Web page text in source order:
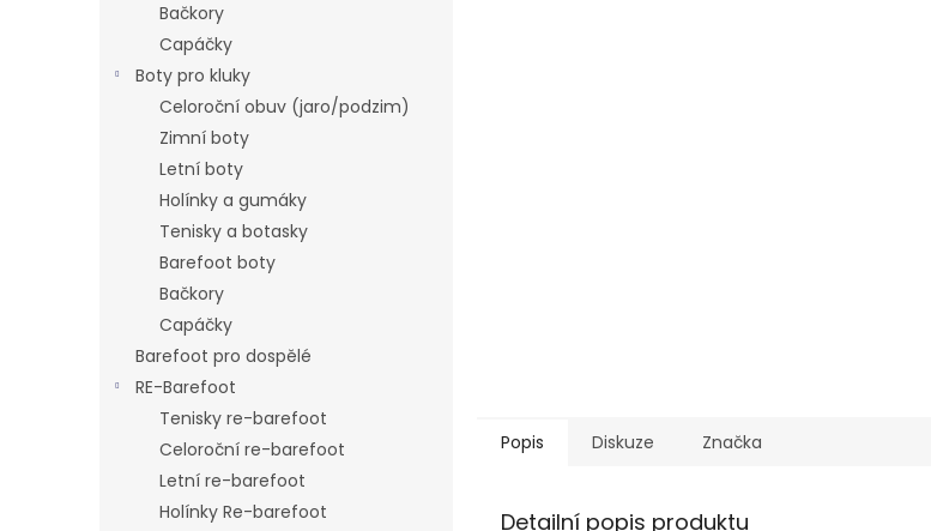
Bačkory
Capáčky
Boty pro kluky
Celoroční obuv (jaro/podzim)
Zimní boty
Letní boty
Holínky a gumáky
Tenisky a botasky
Barefoot boty
Bačkory
Capáčky
Barefoot pro dospělé
RE-Barefoot
Tenisky re-barefoot
Celoroční re-barefoot
Letní re-barefoot
Holínky Re-barefoot
Popis Diskuze Značka
Detailní popis produktu